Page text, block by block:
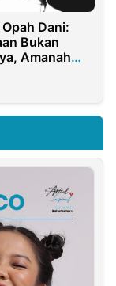
Dani:
Bukan
Amanah